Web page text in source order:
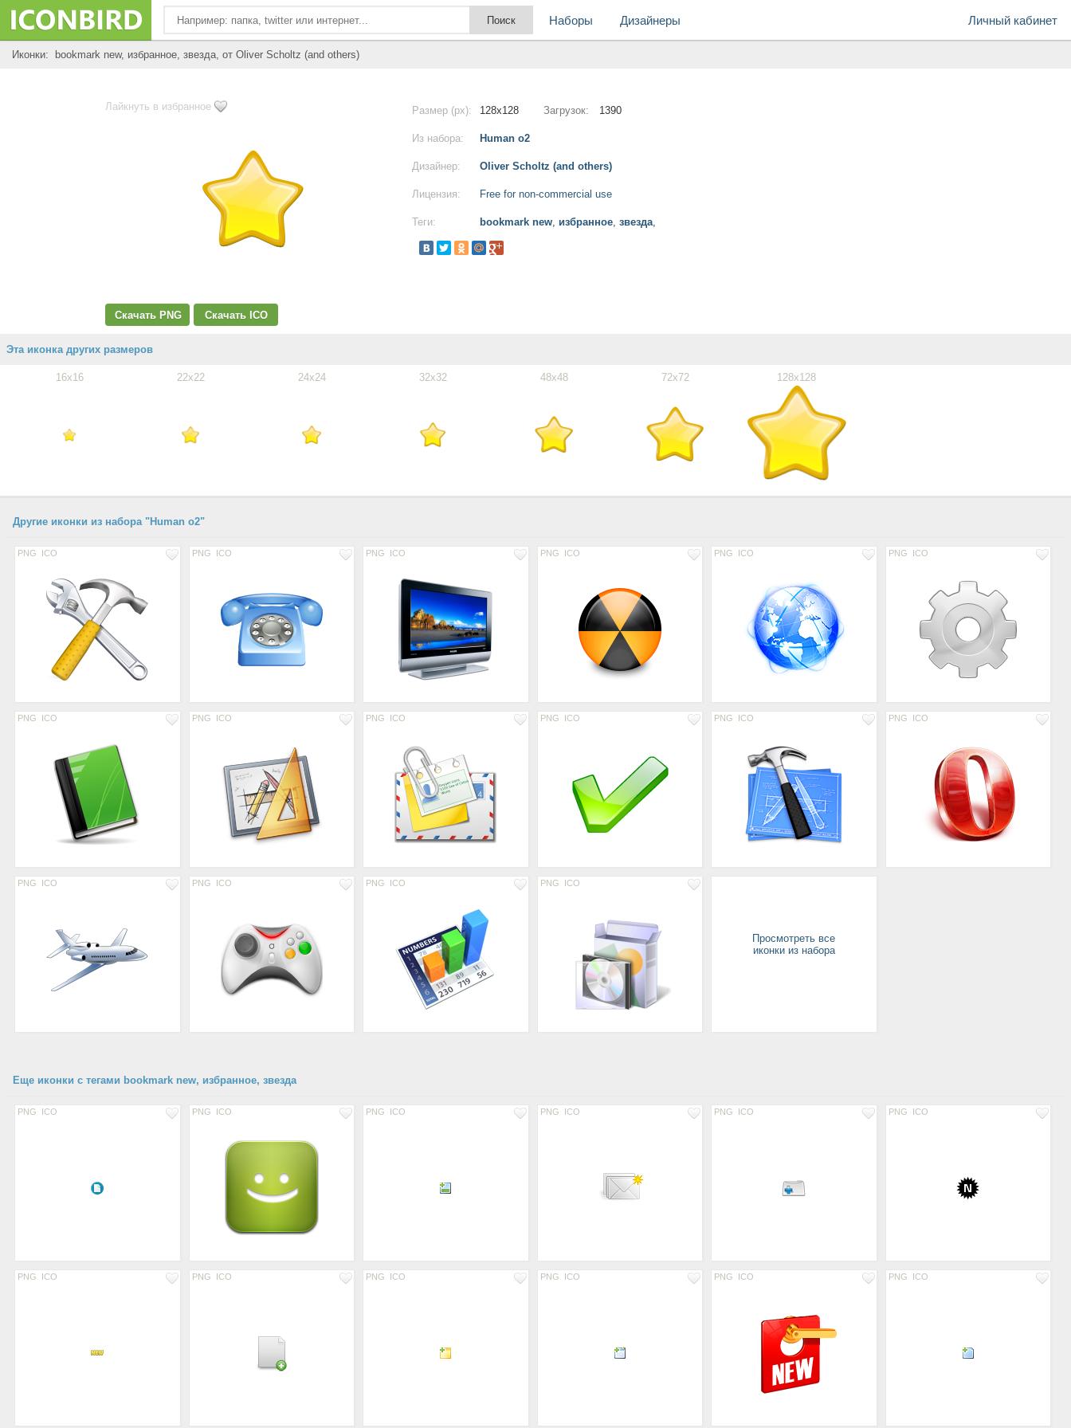
Личный кабинет
Наборы Дизайнеры
Иконки: bookmark new, избранное, звезда, от Oliver Scholtz (and others)
Лайкнуть в избранное
Скачать PNG Скачать ICO
Размер (px): 128x128 Загрузок: 1390
Из набора: Human o2
Дизайнер: Oliver Scholtz (and others)
Лицензия: Free for non-commercial use
Теги: bookmark new, избранное, звезда,
Эта иконка других размеров
16x16 22x22 24x24 32x32 48x48 72x72 128x128
Другие иконки из набора "Human o2"
PNG ICO PNG ICO PNG ICO PNG ICO PNG ICO PNG ICO
PNG ICO PNG ICO PNG ICO PNG ICO PNG ICO PNG ICO
PNG ICO PNG ICO PNG ICO PNG ICO
Просмотреть все
иконки из набора
Еще иконки с тегами bookmark new, избранное, звезда
PNG ICO PNG ICO PNG ICO PNG ICO PNG ICO PNG ICO
PNG ICO PNG ICO PNG ICO PNG ICO PNG ICO PNG ICO